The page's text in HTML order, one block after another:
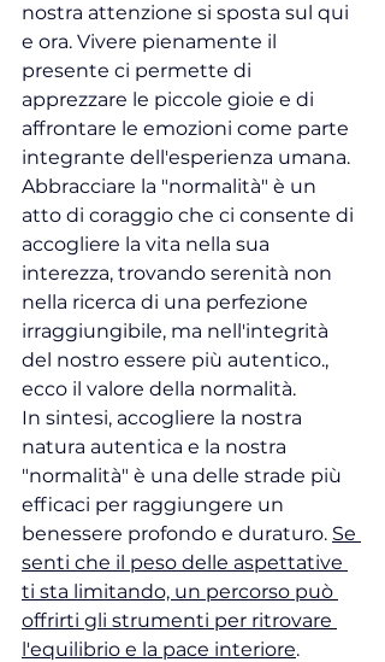
nostra attenzione si sposta sul qui
e ora. Vivere pienamente il
presente ci permette di
apprezzare le piccole gioie e di
affrontare le emozioni come parte
integrante dell'esperienza umana.
Abbracciare la "normalità" è un
atto di coraggio che ci consente di
accogliere la vita nella sua
interezza, trovando serenità non
nella ricerca di una perfezione
irraggiungibile, ma nell'integrità
del nostro essere più autentico.,
ecco il valore della normalità.
In sintesi, accogliere la nostra
natura autentica e la nostra
"normalità" è una delle strade più
efficaci per raggiungere un
benessere profondo e duraturo. Se
senti che il peso delle aspettative
ti sta limitando, un percorso può
offrirti gli strumenti per ritrovare
l'equilibrio e la pace interiore.